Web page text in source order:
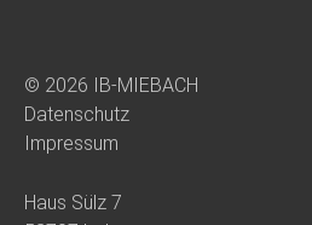
© 2026 IB-MIEBACH
Datenschutz
Impressum
Haus Sülz 7